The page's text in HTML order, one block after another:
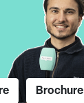
Brochure